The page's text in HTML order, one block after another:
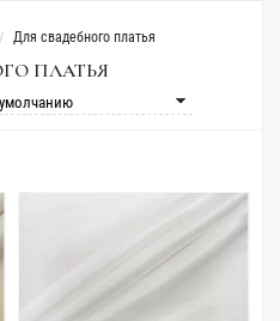
Для свадебного платья
ПЛАТЬЯ